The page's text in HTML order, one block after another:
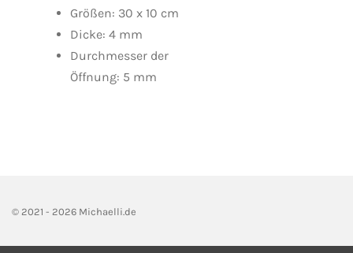
Größen: 30 x 10 cm
Dicke: 4 mm
Durchmesser der
Öffnung: 5 mm
© 2021 - 2026 Michaelli.de